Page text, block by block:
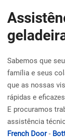
Sabemos que seu
família e seus
que as nossas
rápidas e
E procuramos
assistência
French Door-